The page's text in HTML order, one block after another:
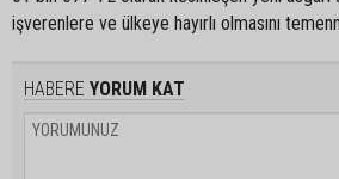
işverenlere ve ülkeye hayırlı olmasını
HABERE YORUM KAT